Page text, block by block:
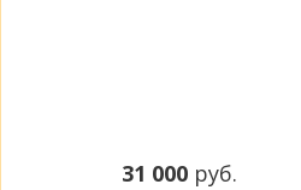
31 000 руб.